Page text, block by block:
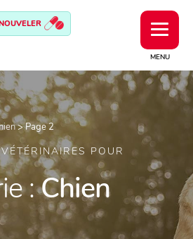
MENU
>Page 2
POUR
:Chien